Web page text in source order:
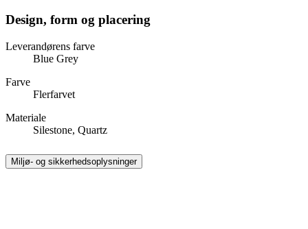
Design, form og placering
Leverandørens farve
Blue Grey
Farve
Flerfarvet
Materiale
Silestone, Quartz
Miljø- og sikkerhedsoplysninger